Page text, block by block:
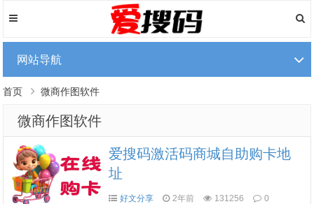
网站导航
首页 微商作图软件
微商作图软件
爱搜码激活码商城自助购卡地
址
好文分享 2年前 131256 0